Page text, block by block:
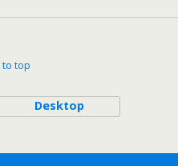
to top
Desktop